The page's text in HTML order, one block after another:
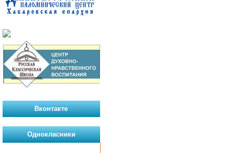
Вконтакте
Однокласники